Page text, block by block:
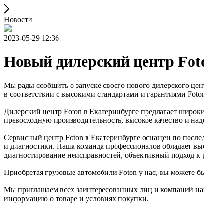
Новости
2023-05-29 12:36
Новый дилерский центр
Мы рады сообщить о запуске своего нового дилерского
в соответствии с высокими стандартами и гарантиями
Дилерский центр Foton в Екатеринбурге предлагает
превосходную производительность, высокое качество и
Сервисный центр Foton в Екатеринбурге оснащен по
и диагностики. Наша команда профессионалов обладает
диагностирование неисправностей, объективный подход
Приобретая грузовые автомобили Foton у нас, вы можете
Мы приглашаем всех заинтересованных лиц и компаний
информацию о товаре и условиях покупки.